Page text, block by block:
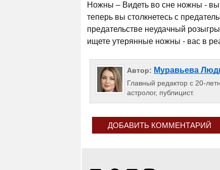
Ножны – Видеть во сне ножны - вы
теперь вы столкнетесь с
предательстве неудачный
ищете утерянные ножны - вас в
Автор: Муравьева
Главный редактор с 20-
астролог, публицист.
ДОБАВИТЬ КОММЕНТАРИЙ